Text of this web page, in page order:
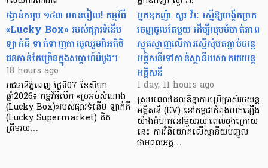
រង្វាន់សរុប ១៤៣ លានរៀល! កម្មវិធី
«Lucky Box» របស់ផ្សារទំនើប
ឡាក់គី ទាក់ទាញការចូលរួមពីអតិថិ
ជនកាន់តែច្រើនក្នុងសប្តាហ៍ដំបូង។
18 hours ago
រាជធានីភ្នំពេញ ថ្ងៃទី07 ខែសីហា
ឆ្នាំ2026៖ កម្មវិធីបើក «ប្រអប់សំណាង
(Lucky Box)»របស់ផ្សារទំនើប ឡាក់គី
(Lucky Supermarket) គិត
ត្រឹមរយ…
អ្នកឧកញ៉ា សួរ វីរៈ ស្នើឱ្យបង្កើតច្រក
ចេញចូលតែមួយ ដើម្បីលុបបំបាត់ភាព
ស្មុគស្មាញលើការស្នើសុំបតភ្ជាប់ចរន្ត
អគ្គិសនីទៅកាន់ស្ថានីយសាករថយន្ត
អគ្គិសនី
1 day, 11 hours ago
ស្របពេលដែលនិន្នាការប្រើប្រាស់រថយន្ត
អគ្គិសនី (EV) នៅកម្ពុជាកំពុងហក់ឡើង
យ៉ាងគំហុកនៅមួយរយៈពេលចុងក្រោយ
នេះ ការវិនិយោគលើស្ថានីយបញ្ចូល
ថាមពលអគ្គ…